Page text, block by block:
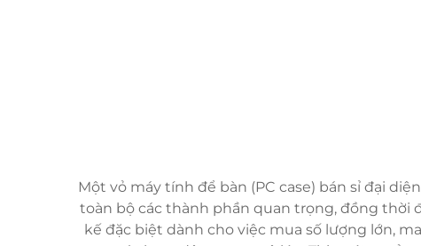
Một vỏ máy tính để bàn (PC case) bán sỉ đại
toàn bộ các thành phần quan trọng, đồng thời
kế đặc biệt dành cho việc mua số lượng lớn,